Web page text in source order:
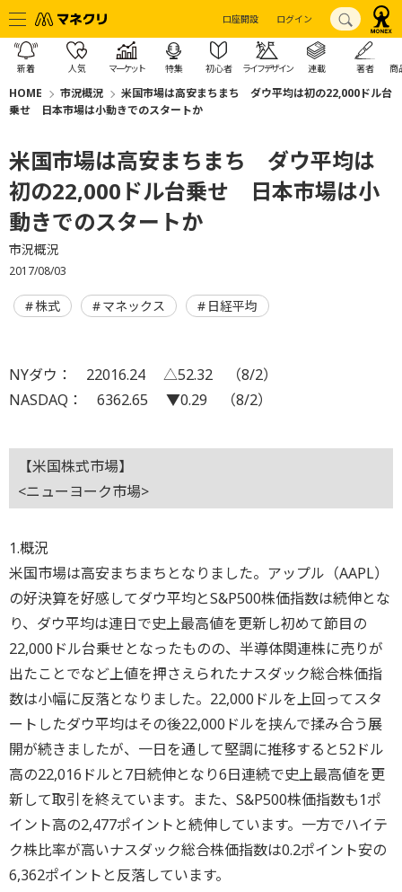
口座開設 ログイン
新着 人気 マーケット 特集 初心者 ライフデザイン 連載 著者 商
HOME 市況概況
米国市場は高安まちまち ダウ平均は初の22,000ドル台
乗せ 日本市場は小動きでのスタートか
米国市場は高安まちまち ダウ平均は
初の22,000ドル台乗せ 日本市場は小
動きでのスタートか
市況概況
2017/08/03
株式 マネックス 日経平均
NYダウ： 22016.24 △52.32 （8/2）
NASDAQ： 6362.65 ▼0.29 （8/2）
【米国株式市場】
<ニューヨーク市場>
1.概況
米国市場は高安まちまちとなりました。アップル（AAPL）
の好決算を好感してダウ平均とS&P500株価指数は続伸とな
り、ダウ平均は連日で史上最高値を更新し初めて節目の
22,000ドル台乗せとなったものの、半導体関連株に売りが
出たことでなど上値を押さえられたナスダック総合株価指
数は小幅に反落となりました。22,000ドルを上回ってスタ
ートしたダウ平均はその後22,000ドルを挟んで揉み合う展
開が続きましたが、一日を通して堅調に推移すると52ドル
高の22,016ドルと7日続伸となり6日連続で史上最高値を更
新して取引を終えています。また、S&P500株価指数も1ポ
イント高の2,477ポイントと続伸しています。一方でハイテ
ク株比率が高いナスダック総合株価指数は0.2ポイント安の
6,362ポイントと反落しています。